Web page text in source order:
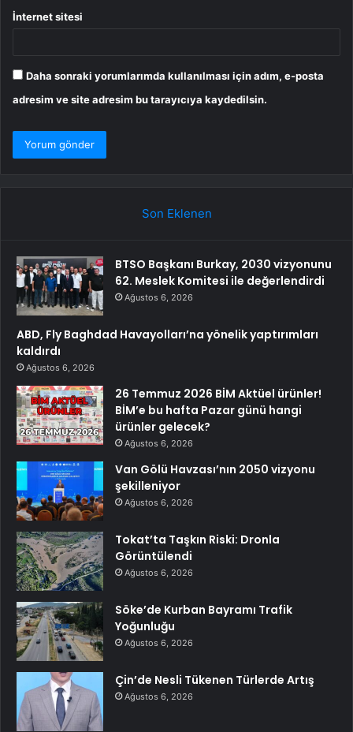
İnternet sitesi
Daha sonraki yorumlarımda kullanılması için adım, e-posta
adresim ve site adresim bu tarayıcıya kaydedilsin.
Son Eklenen
BTSO Başkanı Burkay, 2030 vizyonunu
62. Meslek Komitesi ile değerlendirdi
Ağustos 6, 2026
ABD, Fly Baghdad Havayolları’na yönelik yaptırımları
kaldırdı
Ağustos 6, 2026
26 Temmuz 2026 BİM Aktüel ürünler!
BİM’e bu hafta Pazar günü hangi
ürünler gelecek?
Ağustos 6, 2026
Van Gölü Havzası’nın 2050 vizyonu
şekilleniyor
Ağustos 6, 2026
Tokat’ta Taşkın Riski: Dronla
Görüntülendi
Ağustos 6, 2026
Söke’de Kurban Bayramı Trafik
Yoğunluğu
Ağustos 6, 2026
Çin’de Nesli Tükenen Türlerde Artış
Ağustos 6, 2026